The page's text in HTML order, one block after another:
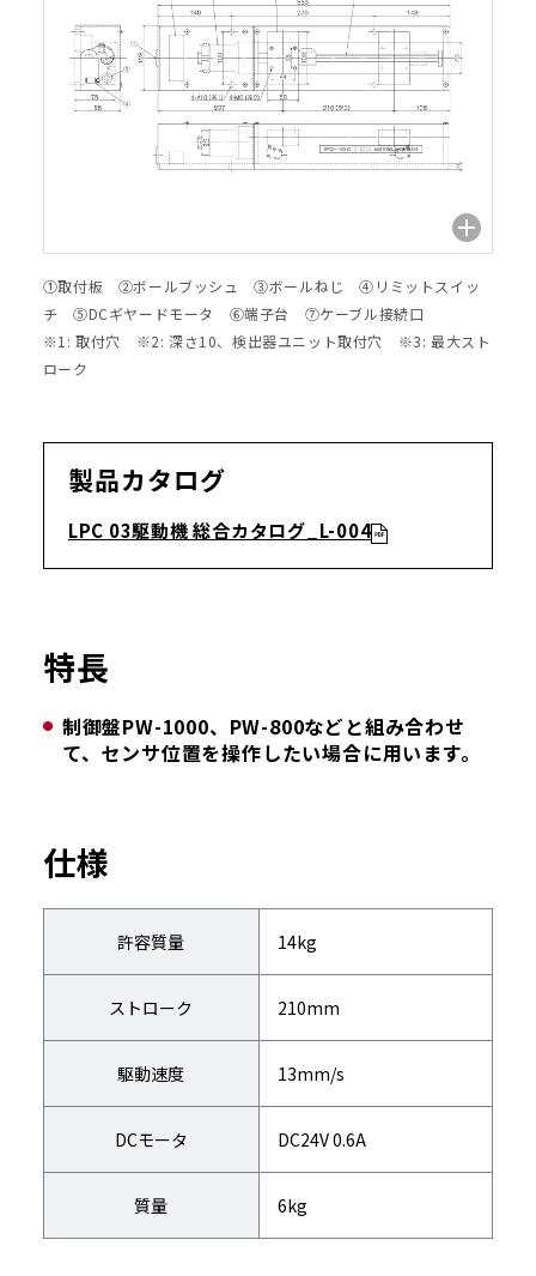
①取付板 ②ボールブッシュ ③ボールねじ ④リミットスイッ
チ ⑤DCギヤードモータ ⑥端子台 ⑦ケーブル接続口
※1: 取付穴 ※2: 深さ10、検出器ユニット取付穴 ※3: 最大スト
ローク
製品カタログ
LPC 03駆動機 総合カタログ_L-004
特長
制御盤PW-1000、PW-800などと組み合わせ
て、センサ位置を操作したい場合に用います。
仕様
許容質量 14kg
ストローク 210mm
駆動速度 13mm/s
DCモータ DC24V 0.6A
質量 6kg